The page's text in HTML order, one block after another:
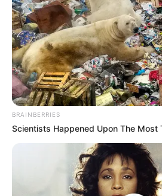
BRAINBERRIES
Scientists Happened Upon The Most